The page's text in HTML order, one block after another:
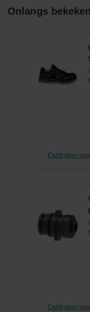
Onlangs
Controleer
Controleer